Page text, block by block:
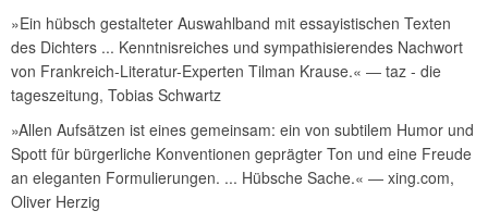
»Ein hübsch gestalteter Auswahlband mit essayistischen Texten
des Dichters ... Kenntnisreiches und sympathisierendes Nachwort
von Frankreich-Literatur-Experten Tilman Krause.« ― taz - die
tageszeitung, Tobias Schwartz
»Allen Aufsätzen ist eines gemeinsam: ein von subtilem Humor und
Spott für bürgerliche Konventionen geprägter Ton und eine Freude
an eleganten Formulierungen. ... Hübsche Sache.« ― xing.com,
Oliver Herzig